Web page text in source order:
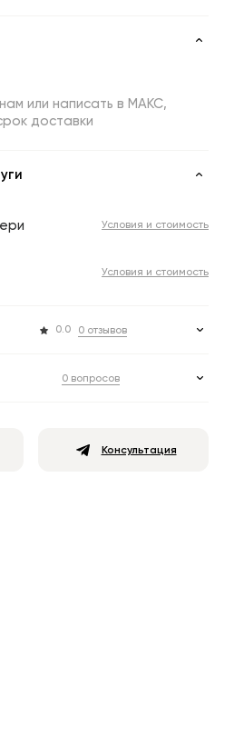
или написать в МАКС,
доставки
Условия и стоимость
Условия и стоимость
0.0 0 отзывов
0 вопросов
Консультация